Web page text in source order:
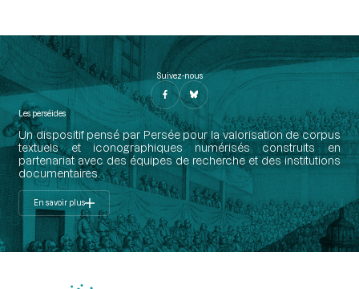
Suivez-nous
Les perséides
Un dispositif pensé par Persée pour la valorisation de corpus
textuels et iconographiques numérisés construits en
partenariat avec des équipes de recherche et des institutions
documentaires.
En savoir plus